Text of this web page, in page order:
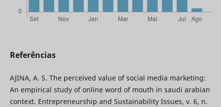
Referências
AJINA, A. S. The perceived value of social media marketing:
An empirical study of online word of mouth in saudi arabian
context. Entrepreneurship and Sustainability Issues, v. 6, n.